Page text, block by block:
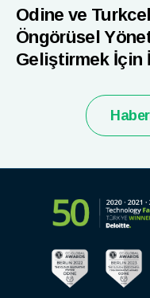
Odine ve
Öngörüsel
Geliştirmek İçin